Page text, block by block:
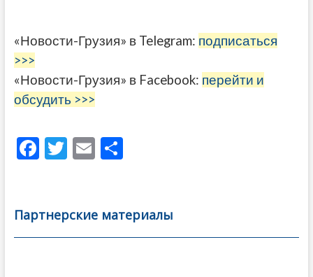
«Новости-Грузия» в Telegram: подписаться
>>>
«Новости-Грузия» в Facebook: перейти и
обсудить >>>
F
b
o
T
er
E
l
О
а
в
Партнерские материалы